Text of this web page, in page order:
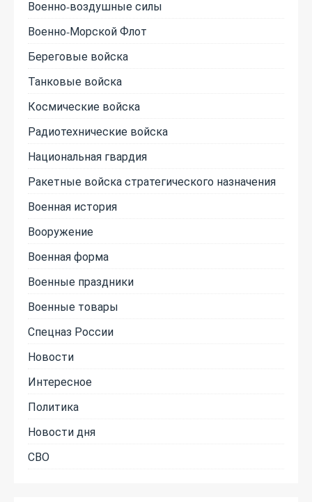
Военно-воздушные силы
Военно-Морской Флот
Береговые войска
Танковые войска
Космические войска
Радиотехнические войска
Национальная гвардия
Ракетные войска стратегического назначения
Военная история
Вооружение
Военная форма
Военные праздники
Военные товары
Спецназ России
Новости
Интересное
Политика
Новости дня
СВО